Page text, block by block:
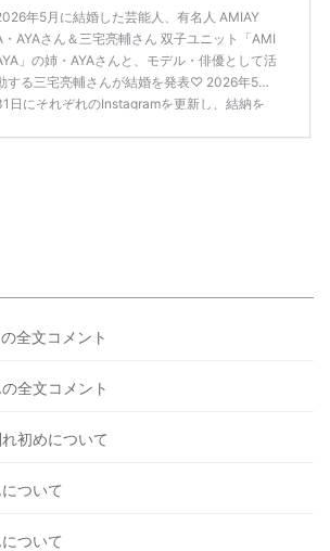
年5月に結婚した芸能人、有名人 AMIAY
・AYAさん＆三宅亮輔さん 双子ユニット「AMI
」の姉・AYAさんと、モデル・俳優として活
する三宅亮輔さんが結婚を発表♡ 2026年5月
日にそれぞれのInstagramを更新し、結納を
全文コメント
全文コメント
初めについて
ついて
ついて